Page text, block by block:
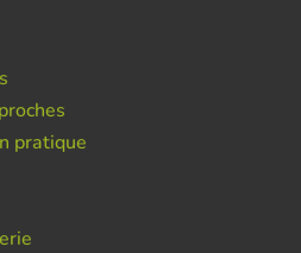
pratique